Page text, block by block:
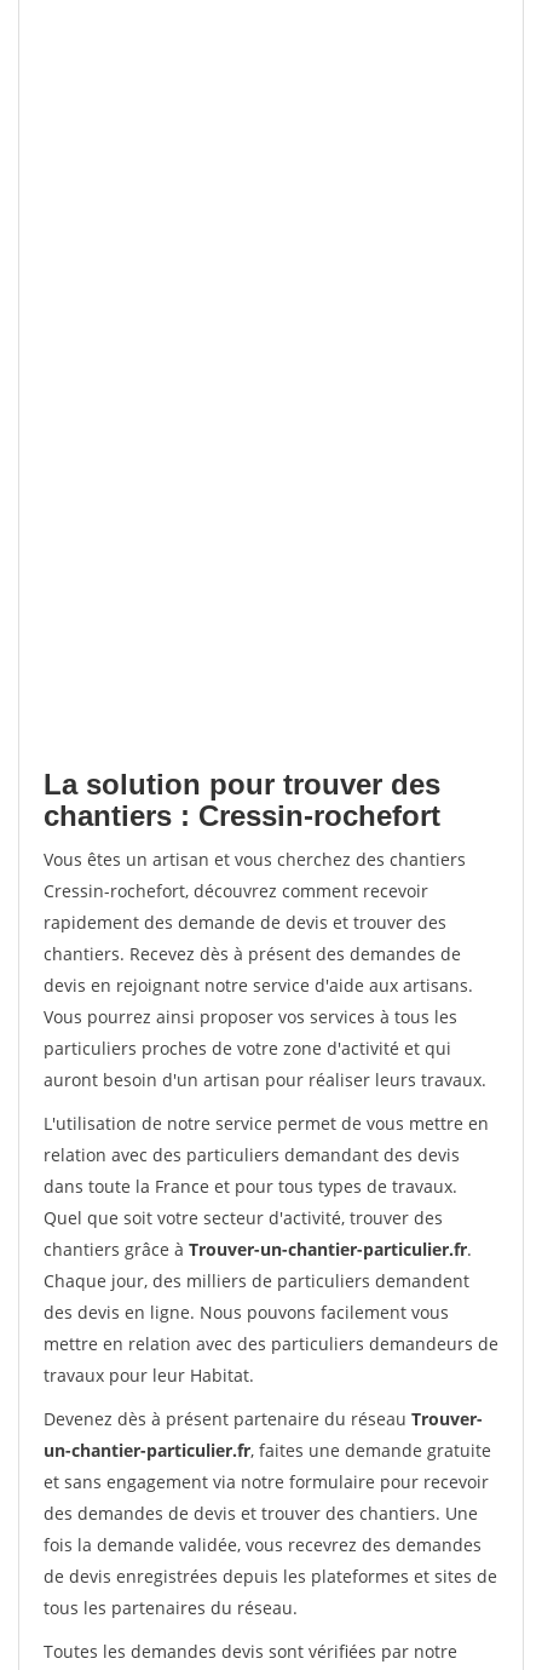
La solution pour trouver des
chantiers : Cressin-rochefort
Vous êtes un artisan et vous cherchez des chantiers
Cressin-rochefort, découvrez comment recevoir
rapidement des demande de devis et trouver des
chantiers. Recevez dès à présent des demandes de
devis en rejoignant notre service d'aide aux artisans.
Vous pourrez ainsi proposer vos services à tous les
particuliers proches de votre zone d'activité et qui
auront besoin d'un artisan pour réaliser leurs travaux.
L'utilisation de notre service permet de vous mettre en
relation avec des particuliers demandant des devis
dans toute la France et pour tous types de travaux.
Quel que soit votre secteur d'activité, trouver des
chantiers grâce à Trouver-un-chantier-particulier.fr.
Chaque jour, des milliers de particuliers demandent
des devis en ligne. Nous pouvons facilement vous
mettre en relation avec des particuliers demandeurs de
travaux pour leur Habitat.
Devenez dès à présent partenaire du réseau Trouver-
un-chantier-particulier.fr, faites une demande gratuite
et sans engagement via notre formulaire pour recevoir
des demandes de devis et trouver des chantiers. Une
fois la demande validée, vous recevrez des demandes
de devis enregistrées depuis les plateformes et sites de
tous les partenaires du réseau.
Toutes les demandes devis sont vérifiées par notre